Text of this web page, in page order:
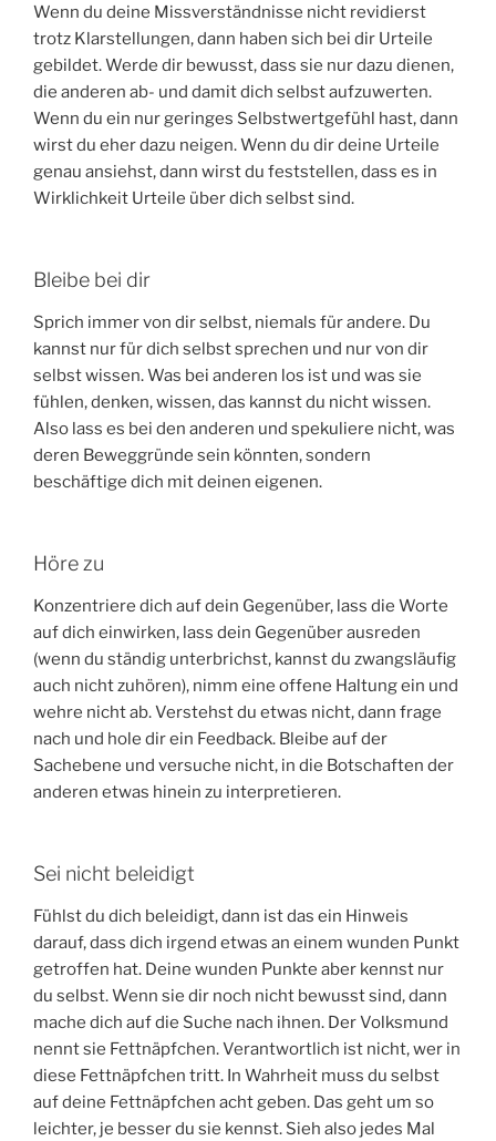
Wenn du deine Missverständnisse nicht revidierst
trotz Klarstellungen, dann haben sich bei dir Urteile
gebildet. Werde dir bewusst, dass sie nur dazu dienen,
die anderen ab- und damit dich selbst aufzuwerten.
Wenn du ein nur geringes Selbstwertgefühl hast, dann
wirst du eher dazu neigen. Wenn du dir deine Urteile
genau ansiehst, dann wirst du feststellen, dass es in
Wirklichkeit Urteile über dich selbst sind.
Bleibe bei dir
Sprich immer von dir selbst, niemals für andere. Du
kannst nur für dich selbst sprechen und nur von dir
selbst wissen. Was bei anderen los ist und was sie
fühlen, denken, wissen, das kannst du nicht wissen.
Also lass es bei den anderen und spekuliere nicht, was
deren Beweggründe sein könnten, sondern
beschäftige dich mit deinen eigenen.
Höre zu
Konzentriere dich auf dein Gegenüber, lass die Worte
auf dich einwirken, lass dein Gegenüber ausreden
(wenn du ständig unterbrichst, kannst du zwangsläufig
auch nicht zuhören), nimm eine offene Haltung ein und
wehre nicht ab. Verstehst du etwas nicht, dann frage
nach und hole dir ein Feedback. Bleibe auf der
Sachebene und versuche nicht, in die Botschaften der
anderen etwas hinein zu interpretieren.
Sei nicht beleidigt
Fühlst du dich beleidigt, dann ist das ein Hinweis
darauf, dass dich irgend etwas an einem wunden Punkt
getroffen hat. Deine wunden Punkte aber kennst nur
du selbst. Wenn sie dir noch nicht bewusst sind, dann
mache dich auf die Suche nach ihnen. Der Volksmund
nennt sie Fettnäpfchen. Verantwortlich ist nicht, wer in
diese Fettnäpfchen tritt. In Wahrheit muss du selbst
auf deine Fettnäpfchen acht geben. Das geht um so
leichter, je besser du sie kennst. Sieh also jedes Mal